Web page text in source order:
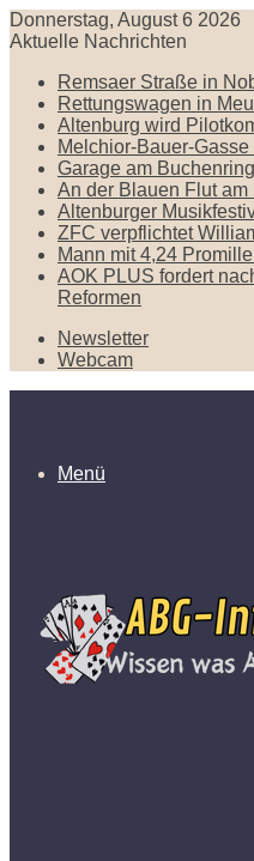
Donnerstag, August 6 2026
Aktuelle Nachrichten
Remsaer Straße in
Rettungswagen in
Altenburg wird
Melchior-Bauer-
Garage am
An der Blauen Flut am
Altenburger
ZFC verpflichtet
Mann mit 4,24
AOK PLUS fordert
Reformen
Newsletter
Webcam
Menü